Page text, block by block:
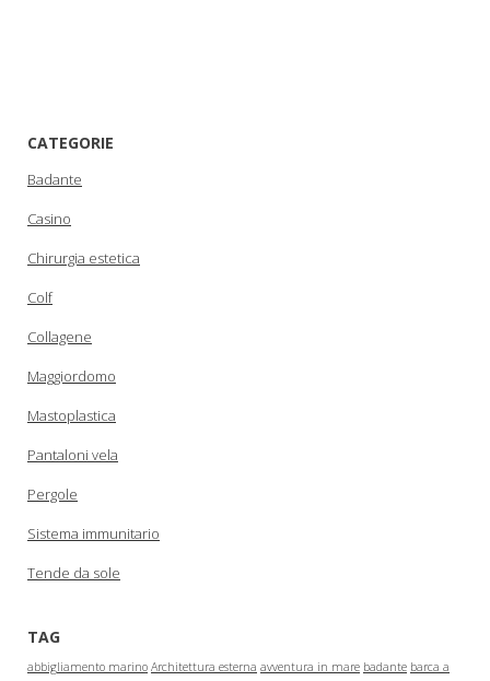
CATEGORIE
Badante
Casino
Chirurgia estetica
Colf
Collagene
Maggiordomo
Mastoplastica
Pantaloni vela
Pergole
Sistema immunitario
Tende da sole
TAG
abbigliamento marino Architettura esterna avventura in mare badante barca a